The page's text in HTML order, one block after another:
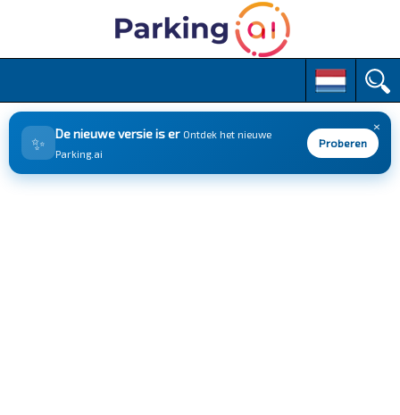
M
m
e
i
×
✨ De nieuwe versie is er Ontdek het nieuwe
Parking.ai
Proberen